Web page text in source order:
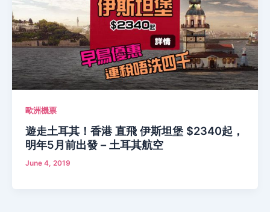
歐洲機票
遊走土耳其！香港 直飛 伊斯坦堡 $2340起，
明年5月前出發 – 土耳其航空
June 4, 2019